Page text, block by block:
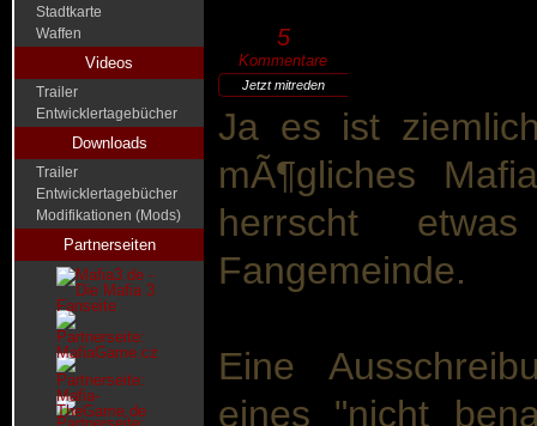
Stadtkarte
Waffen
Videos
Trailer
Entwicklertagebücher
Downloads
Trailer
Entwicklertagebücher
Modifikationen (Mods)
Partnerseiten
5
Kommentare
Jetzt mitreden
Ja es ist
mÃ¶gliches
herrscht
Fangemeinde.
Eine
eines "nicht